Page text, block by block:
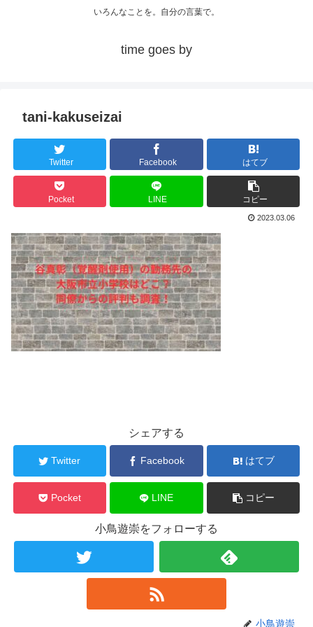
いろんなことを。自分の言葉で。
time goes by
tani-kakuseizai
Twitter Facebook はてブ
Pocket LINE コピー
2023.03.06
シェアする
Twitter Facebook はてブ
Pocket LINE コピー
小鳥遊崇をフォローする
小鳥遊崇